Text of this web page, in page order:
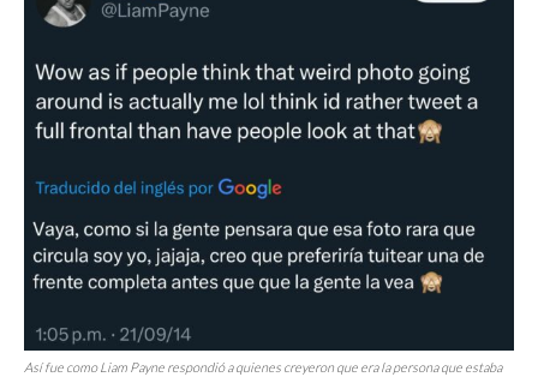
Así fue como Liam Payne respondió a quienes creyeron que era la persona que estaba